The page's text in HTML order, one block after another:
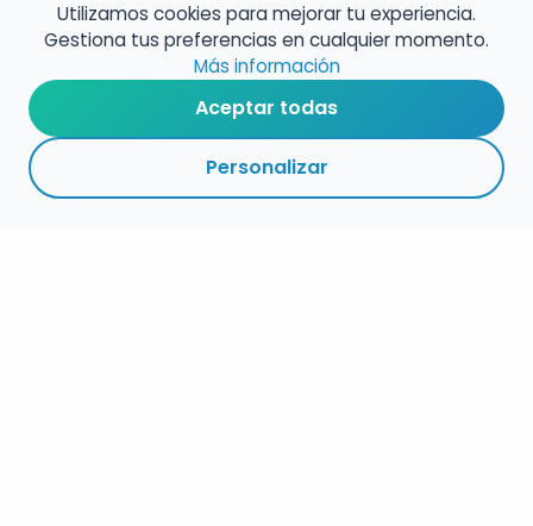
RESUMEN PLAZOS ESPECIALIDAD ENLACES SEGUIR
Utilizamos cookies para mejorar tu experiencia.
Gestiona tus preferencias en cualquier momento.
Más información
Aceptar todas
Personalizar